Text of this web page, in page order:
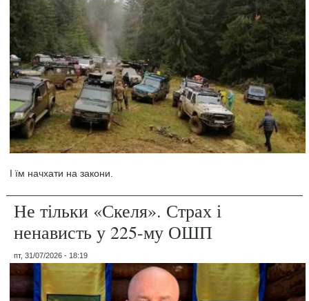
І їм начхати на закони.
Не тільки «Скеля». Страх і
ненависть у 225-му ОШП
пт, 31/07/2026 - 18:19